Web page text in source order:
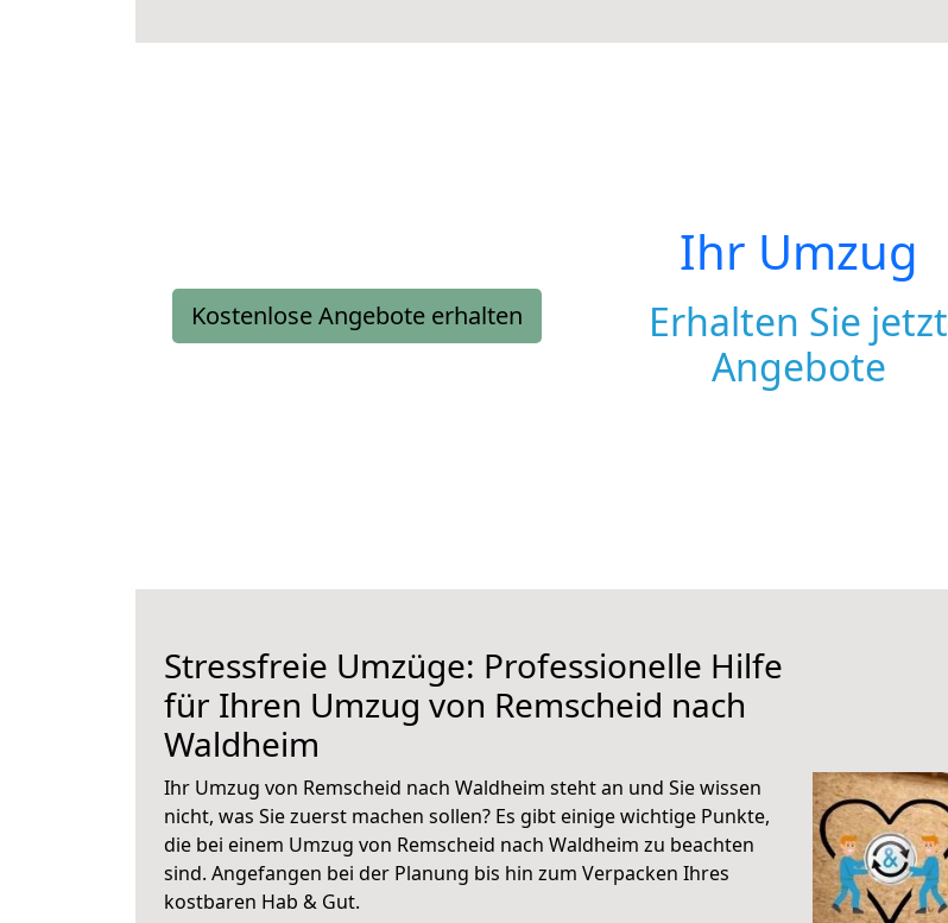
Kostenlose Angebote erhalten
Ihr Umzug
Erhalten Sie jetzt
Angebote
Stressfreie Umzüge: Professionelle Hilfe
für Ihren Umzug von Remscheid nach
Waldheim
Ihr Umzug von Remscheid nach Waldheim steht an und Sie wissen
nicht, was Sie zuerst machen sollen? Es gibt einige wichtige Punkte,
die bei einem Umzug von Remscheid nach Waldheim zu beachten
sind. Angefangen bei der Planung bis hin zum Verpacken Ihres
kostbaren Hab & Gut.